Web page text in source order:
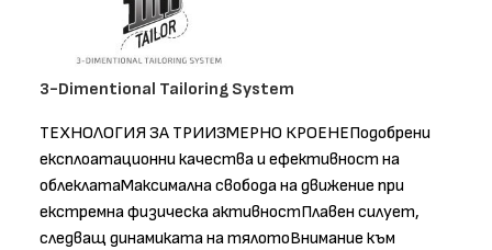
3-Dimentional Tailoring System
ТЕХНОЛОГИЯ ЗА ТРИИЗМЕРНО КРОЕНЕПодобрени
експлоатационни качества и ефективност на
облеклатаМаксимална свобода на движение при
екстремна физическа активностПлавен силует,
следващ динамиката на тялотоВнимание към